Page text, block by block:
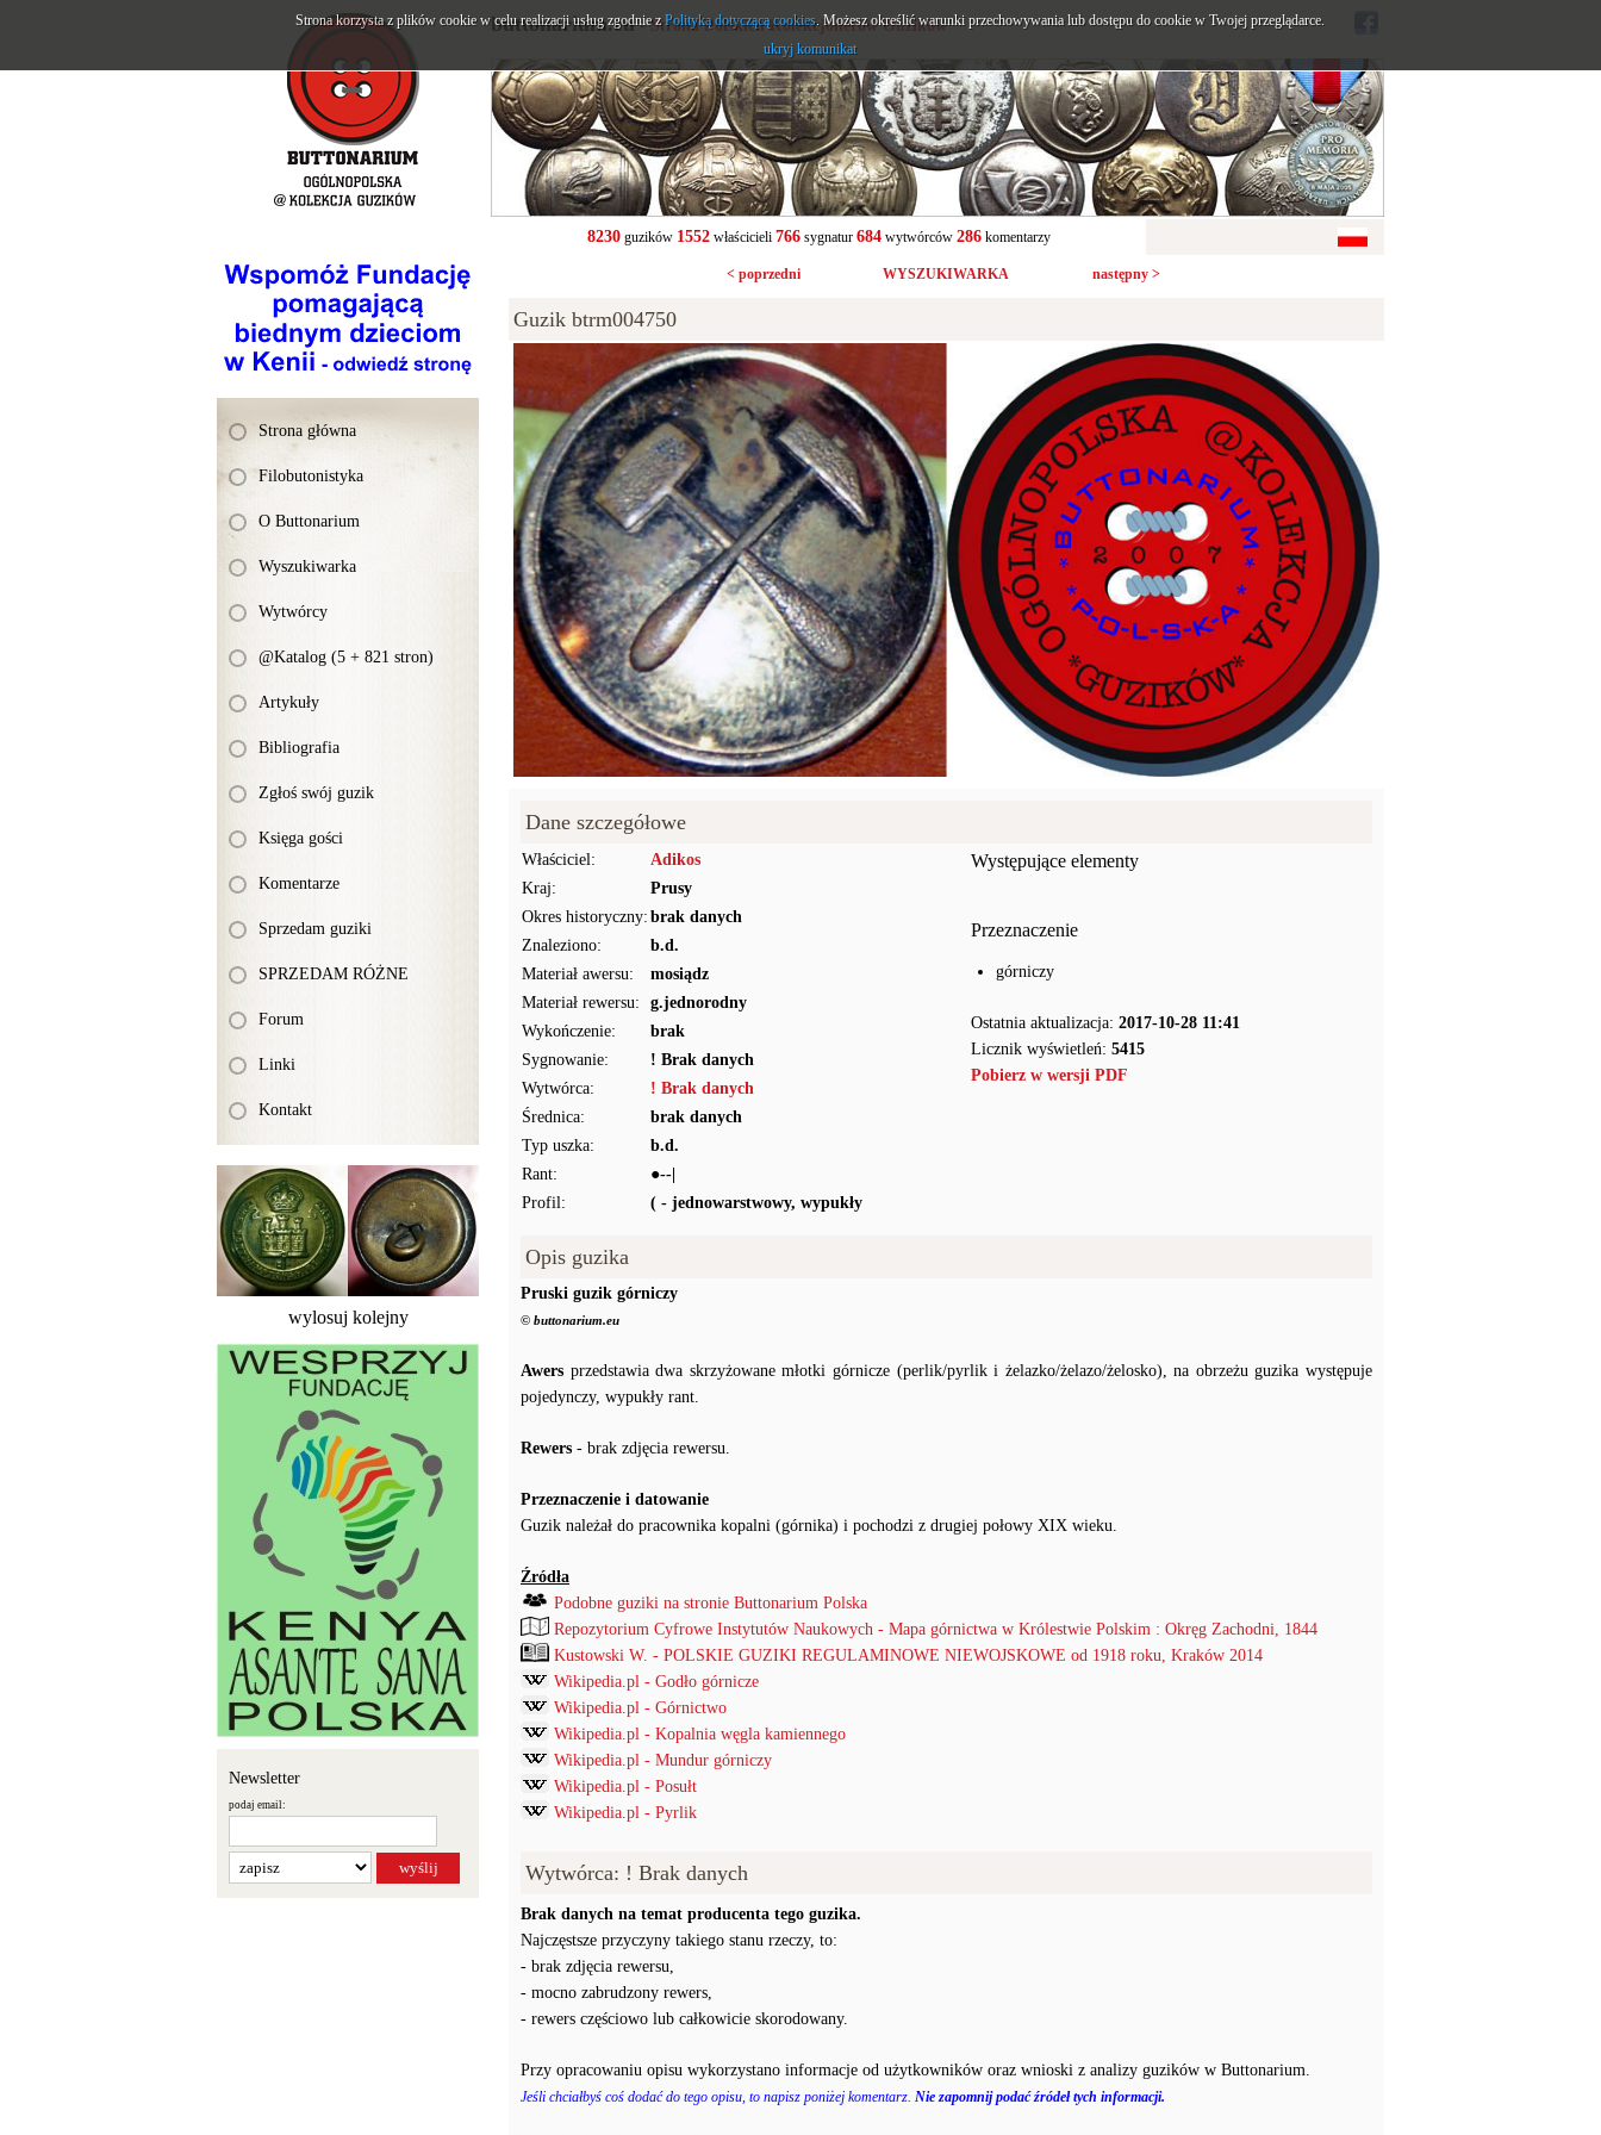
Strona główna
Filobutonistyka
O Buttonarium
Wyszukiwarka
Wytwórcy
@Katalog (5 + 821 stron)
Artykuły
Bibliografia
Zgłoś swój guzik
Księga gości
Komentarze
Sprzedam guziki
SPRZEDAM RÓŻNE
Forum
Linki
Kontakt
wylosuj kolejny
Newsletter
podaj email:
buttonarium.eu- Strona Polskich Kolekcjonerów Guzików
8230guzików 1552właścicieli 766sygnatur 684wytwórców 286komentarzy
< poprzedni WYSZUKIWARKA następny >
Guzik btrm004750
Dane szczegółowe
Właściciel:
Adikos
Kraj:
Prusy
Okres historyczny: brak danych
Znaleziono:
b.d.
Materiał awersu:
mosiądz
Materiał rewersu:
g.jednorodny
Wykończenie:
brak
Sygnowanie:
! Brak danych
Wytwórca:
! Brak danych
Średnica:
brak danych
Typ uszka:
b.d.
Rant:
●--|
Profil:
( - jednowarstwowy, wypukły
Występujące elementy
Przeznaczenie
górniczy
Ostatnia aktualizacja: 2017-10-28 11:41
Licznik wyświetleń: 5415
Pobierz w wersji PDF
Opis guzika
Pruski guzik górniczy
© buttonarium.eu
Awers przedstawia dwa skrzyżowane młotki górnicze (perlik/pyrlik i żelazko/żelazo/żelosko), na obrzeżu guzika występuje
pojedynczy, wypukły rant.
Rewers - brak zdjęcia rewersu.
Przeznaczenie i datowanie
Guzik należał do pracownika kopalni (górnika) i pochodzi z drugiej połowy XIX wieku.
Źródła
Podobne guziki na stronie Buttonarium Polska
Repozytorium Cyfrowe Instytutów Naukowych - Mapa górnictwa w Królestwie Polskim : Okręg Zachodni, 1844
Kustowski W. - POLSKIE GUZIKI REGULAMINOWE NIEWOJSKOWE od 1918 roku, Kraków 2014
Wikipedia.pl - Godło górnicze
Wikipedia.pl - Górnictwo
Wikipedia.pl - Kopalnia węgla kamiennego
Wikipedia.pl - Mundur górniczy
Wikipedia.pl - Posułt
Wikipedia.pl - Pyrlik
Wytwórca: ! Brak danych
Brak danych na temat producenta tego guzika.
Najczęstsze przyczyny takiego stanu rzeczy, to:
- brak zdjęcia rewersu,
- mocno zabrudzony rewers,
- rewers częściowo lub całkowicie skorodowany.
Przy opracowaniu opisu wykorzystano informacje od użytkowników oraz wnioski z analizy guzików w Buttonarium.
Jeśli chciałbyś coś dodać do tego opisu, to napisz poniżej komentarz. Nie zapomnij podać źródeł tych informacji.
Strona korzysta z plików cookie w celu realizacji usług zgodnie zPolityką dotyczącą cookies. Możesz określić warunki przechowywania lub dostępu do cookie w Twojej przeglądarce.
ukryj komunikat